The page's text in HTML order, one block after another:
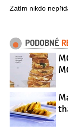
Zatím nikdo
PODOBNÉ